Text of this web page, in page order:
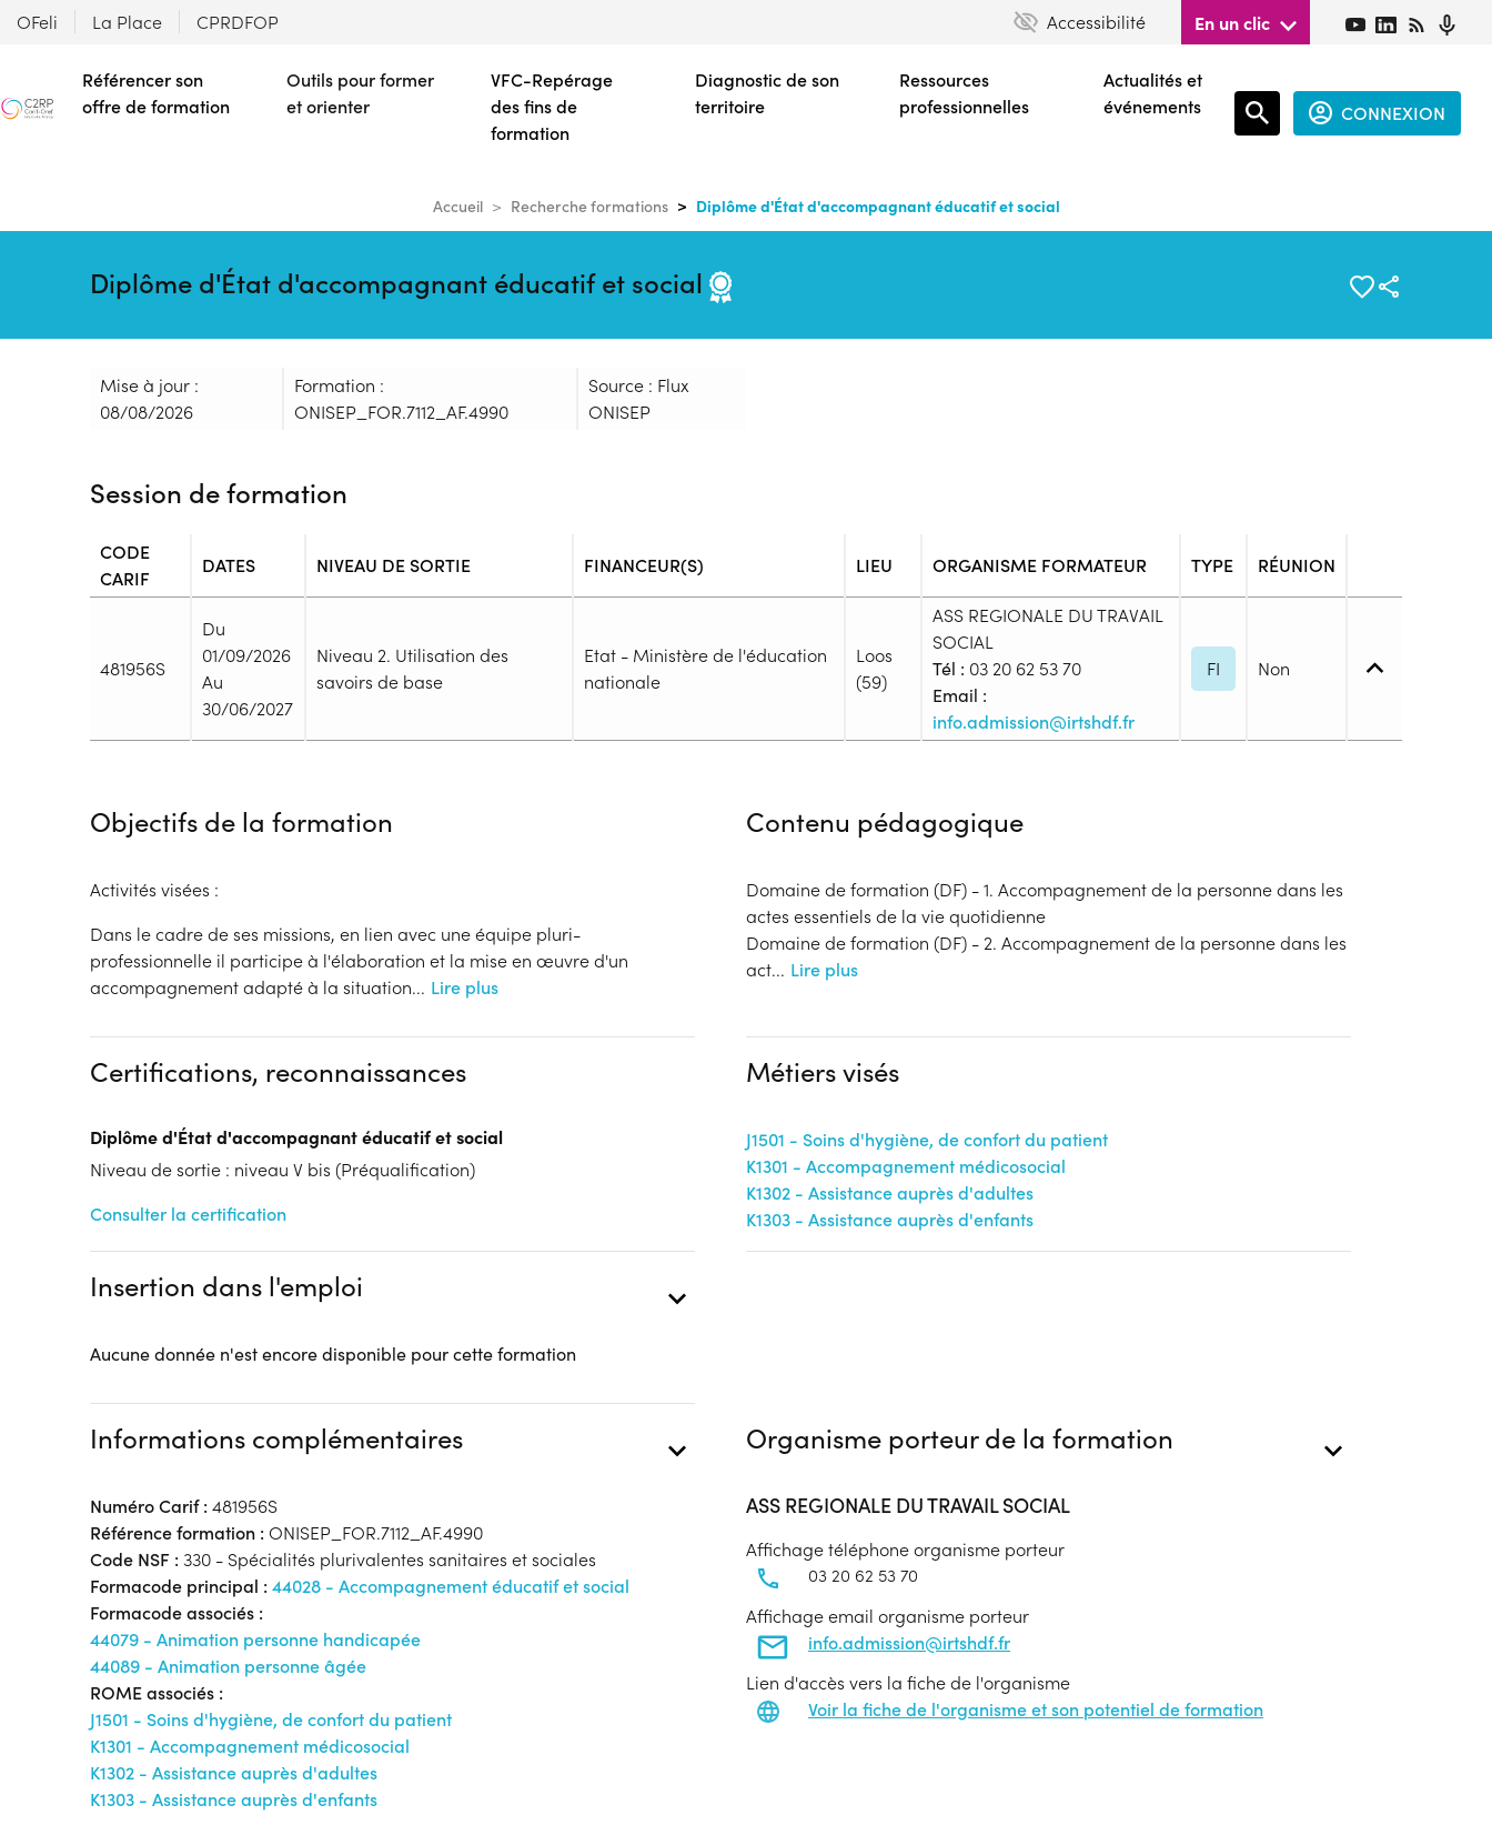
contenu
principal
OFeli La Place CPRDFOP Accessibilité En un clic
Référencer son
offre de formation
Outils pour former
et orienter
VFC-Repérage
des fins de
formation
Diagnostic de son
territoire
Ressources
professionnelles
Actualités et
événements
CONNEXION
Accueil Recherche formations Diplôme d'État d'accompagnant éducatif et social
Diplôme d'État d'accompagnant éducatif et social
Mise à jour :
08/08/2026
Formation :
ONISEP_FOR.7112_AF.4990
Source : Flux
ONISEP
Session de formation
CODE
CARIF
DATES NIVEAU DE SORTIE FINANCEUR(S) LIEU ORGANISME FORMATEUR TYPE RÉUNION
481956S
Du
01/09/2026
Au
30/06/2027
Niveau 2. Utilisation des
savoirs de base
Etat - Ministère de l'éducation
nationale
Loos
(59)
ASS REGIONALE DU TRAVAIL
SOCIAL
Tél : 03 20 62 53 70
Email :
info.admission@irtshdf.fr
FI Non
Durée en centre :h
Rythme :
Temps plein
Type de parcours :Parcours mixte
Dispositif
Financeur
Formation Initiale
Etat - Ministère de l'éducation nationale
Tarif :N.C.
Lieu de formation
351 rue Ambroise Paré
Accueil sur le lieu de formation
Accès handicap :accessibilité totale pour handicap moteur; ascenseur; boucle
magnétique
Hébergement :sans hébergement
Transport :Pas de transport
Prérequis :
En recherche d'emploi, Tout public
Réunions d'informations
Aucune information
Complément d'information
Objectifs de la formation
Activités visées :
Dans le cadre de ses missions, en lien avec une équipe pluri-
professionnelle il participe à l'élaboration et la mise en œuvre d'un
accompagnement adapté à la situation... Lire plus
Contenu pédagogique
Domaine de formation (DF) - 1. Accompagnement de la personne dans les
actes essentiels de la vie quotidienne
Domaine de formation (DF) - 2. Accompagnement de la personne dans les
act... Lire plus
Certifications, reconnaissances
Diplôme d'État d'accompagnant éducatif et social
Niveau de sortie : niveau V bis (Préqualification)
Consulter la certification
Métiers visés
J1501 - Soins d'hygiène, de confort du patient
K1301 - Accompagnement médicosocial
K1302 - Assistance auprès d'adultes
K1303 - Assistance auprès d'enfants
Insertion dans l'emploi
Aucune donnée n'est encore disponible pour cette formation
Informations complémentaires
Numéro Carif : 481956S
Référence formation : ONISEP_FOR.7112_AF.4990
Code NSF : 330 - Spécialités plurivalentes sanitaires et sociales
Formacode principal : 44028 - Accompagnement éducatif et social
Formacode associés :
44079 - Animation personne handicapée
44089 - Animation personne âgée
ROME associés :
J1501 - Soins d'hygiène, de confort du patient
K1301 - Accompagnement médicosocial
K1302 - Assistance auprès d'adultes
K1303 - Assistance auprès d'enfants
Organisme porteur de la formation
ASS REGIONALE DU TRAVAIL SOCIAL
Affichage téléphone organisme porteur
03 20 62 53 70
Affichage email organisme porteur
info.admission@irtshdf.fr
Lien d'accès vers la fiche de l'organisme
Voir la fiche de l'organisme et son potentiel de formation